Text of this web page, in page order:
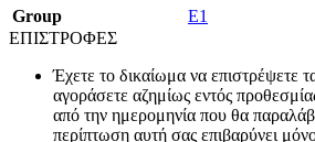
Group
E1
ΕΠΙΣΤΡΟΦΕΣ
Έχετε το δικαίωμα να επιστρέψετε
αγοράσετε αζημίως εντός
από την ημερομηνία που θα
περίπτωση αυτή σας επιβαρύνει